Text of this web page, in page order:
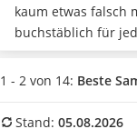
Soundbar
17-Zoll-Laptop
Satellitenschüssel
Gaming-Headset
Tablets unter 200 Euro
kaum etwas falsch
buchstäblich für
Angebot.Doch
geht die
Ihnen, was
1 - 2 von 14: Beste
Stand: 05.08.2026